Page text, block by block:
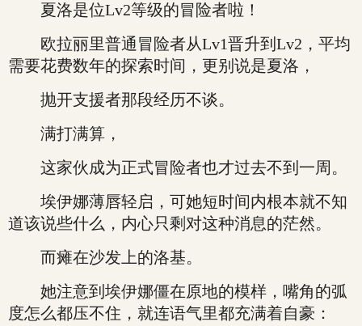
夏洛是位Lv2等级的冒险者啦！
欧拉丽里普通冒险者从Lv1晋升到Lv2，平均
需要花费数年的探索时间，更别说是夏洛，
抛开支援者那段经历不谈。
满打满算，
这家伙成为正式冒险者也才过去不到一周。
埃伊娜薄唇轻启，可她短时间内根本就不知
道该说些什么，内心只剩对这种消息的茫然。
而瘫在沙发上的洛基。
她注意到埃伊娜僵在原地的模样，嘴角的弧
度怎么都压不住，就连语气里都充满着自豪：